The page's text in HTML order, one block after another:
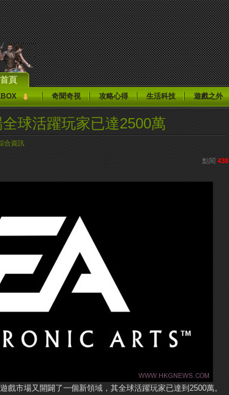
首頁
奇聞奇視 攻略心得 生活科技 遊戲之外
球活躍玩家已達2500萬
合資訊
點閱 438
戲市場又開闢了一個新領域，其全球活躍玩家已達到2500萬。